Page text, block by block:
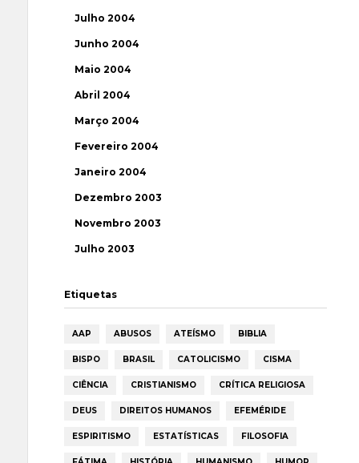
Julho 2004
Junho 2004
Maio 2004
Abril 2004
Março 2004
Fevereiro 2004
Janeiro 2004
Dezembro 2003
Novembro 2003
Julho 2003
Etiquetas
AAP ABUSOS ATEÍSMO BIBLIA
BISPO BRASIL CATOLICISMO CISMA
CIÊNCIA CRISTIANISMO CRÍTICA RELIGIOSA
DEUS DIREITOS HUMANOS EFEMÉRIDE
ESPIRITISMO ESTATÍSTICAS FILOSOFIA